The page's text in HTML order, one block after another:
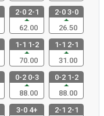
2-0 2-1
62.00
2-0 3-0
26.50
1-1 1-2
70.00
1-1 2-1
31.00
0-2 0-3
88.00
0-2 1-2
88.00
3-0 4+
2-1 2-1